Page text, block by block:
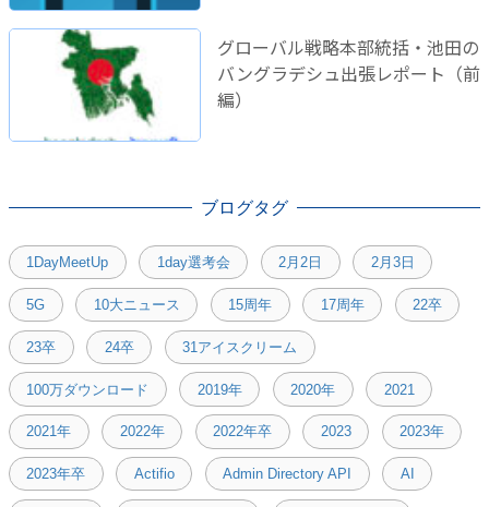
グローバル戦略本部統括・池田の
バングラデシュ出張レポート（前
編）
ブログタグ
1DayMeetUp 1day選考会 2月2日 2月3日
5G 10大ニュース 15周年 17周年 22卒
23卒 24卒 31アイスクリーム
100万ダウンロード 2019年 2020年 2021
2021年 2022年 2022年卒 2023 2023年
2023年卒 Actifio Admin Directory API AI